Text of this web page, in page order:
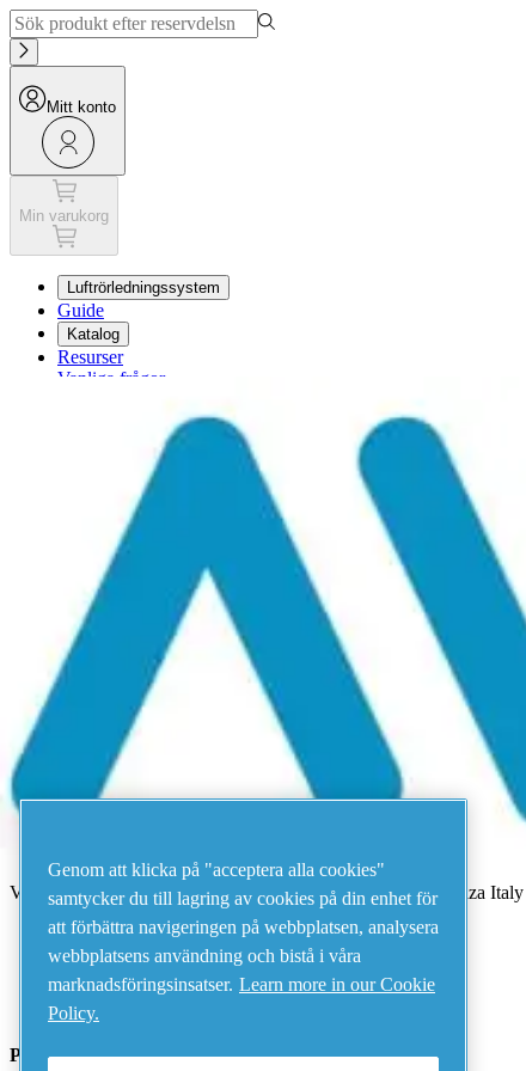
Mitt konto
Min varukorg
Luftrörledningssystem
Guide
Katalog
Resurser
Vanliga frågor
Meny
Det har uppstått ett fel
Något gick fel.
Försök igen om några minuter.
Visa alla produkter
Address
Via Selva Maiolo, 5/7 - 36075, Montecchio Maggiore, Vicenza Italy
Contact us
Piping Systems - click to see details
Genom att klicka på "acceptera alla cookies"
samtycker du till lagring av cookies på din enhet för
att förbättra navigeringen på webbplatsen, analysera
webbplatsens användning och bistå i våra
marknadsföringsinsatser. Learn more in our Cookie
Policy.